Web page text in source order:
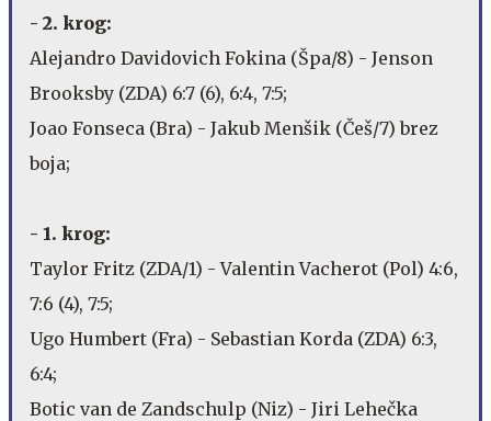
- 2. krog:
Alejandro Davidovich Fokina (Špa/8) - Jenson
Brooksby (ZDA) 6:7 (6), 6:4, 7:5;
Joao Fonseca (Bra) - Jakub Menšik (Češ/7) brez
boja;
- 1. krog:
Taylor Fritz (ZDA/1) - Valentin Vacherot (Pol) 4:6,
7:6 (4), 7:5;
Ugo Humbert (Fra) - Sebastian Korda (ZDA) 6:3,
6:4;
Botic van de Zandschulp (Niz) - Jiri Lehečka